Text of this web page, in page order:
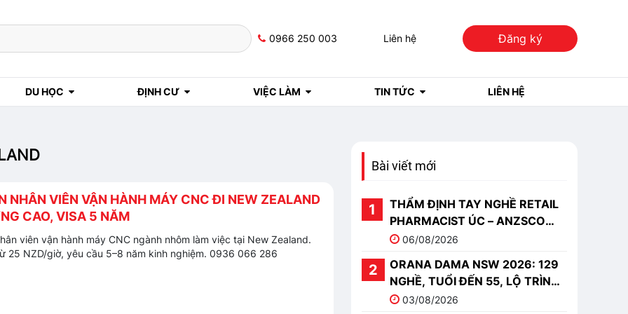
0966 250 003 Liên hệ Đăng ký
DU HỌC ĐỊNH CƯ VIỆC LÀM TIN TỨC LIÊN HỆ
NHÂN VIÊN VẬN HÀNH MÁY CNC ĐI NEW ZEALAND
CAO, VISA 5 NĂM
viên vận hành máy CNC ngành nhôm làm việc tại New Zealand.
25 NZD/giờ, yêu cầu 5–8 năm kinh nghiệm. 0936 066 286
Bài viết mới
THẨM ĐỊNH TAY NGHỀ RETAIL
PHARMACIST ÚC – ANZSCO
251513
06/08/2026
ORANA DAMA NSW 2026: 129
NGHỀ, TUỔI ĐẾN 55, LỘ TRÌNH
PR03/08/2026